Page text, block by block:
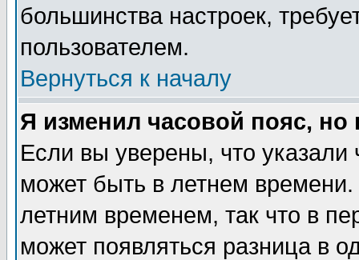
большинства настроек,
пользователем.
Вернуться к началу
Я изменил часовой пояс,
Если вы уверены, что указали
может быть в летнем
летним временем, так что в
может появляться разница в